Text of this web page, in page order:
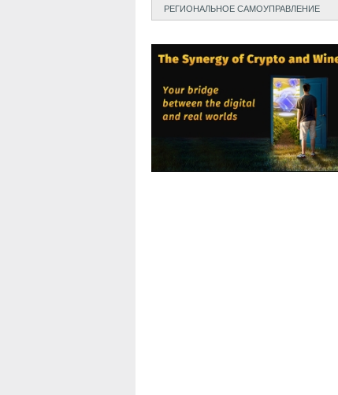
РЕГИОНАЛЬНОЕ САМОУПРАВЛЕНИЕ